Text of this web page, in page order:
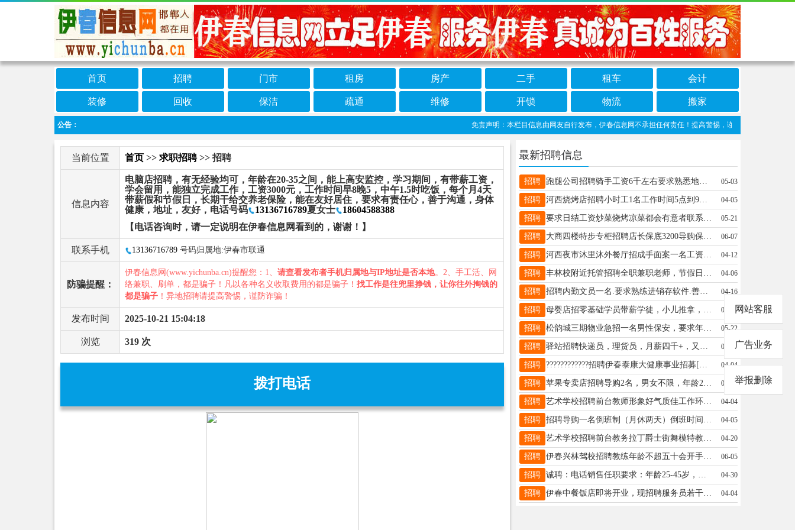
首页 招聘 门市 租房 房产 二手 租车 会计
装修 回收 保洁 疏通 维修 开锁 物流 搬家
公告： 免责声明：本栏目信息由网友自行发布，伊春信息网不承担任何责任！提高警惕，谨防诈骗！做推广、做
当前位置 首页 >> 求职招聘>> 招聘
信息内容
电脑店招聘，有无经验均可，年龄在20-35之间，能上高安监控，学习期间，有带薪工资，
学会留用，能独立完成工作，工资3000元，工作时间早8晚5，中午1.5时吃饭，每个月4天
带薪假和节假日，长期干给交养老保险，能在友好居住，要求有责任心，善于沟通，身体
健康，地址，友好，电话号码
13136716789夏女士
18604588388
【电话咨询时，请一定说明在伊春信息网看到的，谢谢！】
联系手机 13136716789 号码归属地:伊春市联通
防骗提醒：
伊春信息网(www.yichunba.cn)提醒您：1、 请查看发布者手机归属地与IP地址是否本地。2、手工活、网
络兼职、刷单，都是骗子！凡以各种名义收取费用的都是骗子！ 找工作是往兜里挣钱，让你往外掏钱的
都是骗子 ！异地招聘请提高警惕，谨防诈骗！
发布时间 2025-10-21 15:04:18
浏览 319 次
拨打电话
最新招聘信息
招聘 跑腿公司招聘骑手工资6千左右要求熟悉地形韩13804853586 05-03
招聘 河西烧烤店招聘小时工1名工作时间5点到9点15元每小时联系电话18845840505刘18845840505 04-05
招聘 要求日结工资炒菜烧烤凉菜都会有意者联系我唐18845850601 05-21
招聘 大商四楼特步专柜招聘店长保底3200导购保底3000月休4天每天工作8小时早晚倒班徐13704589033 06-07
招聘 河西夜市沐里沐外餐厅招成手面案一名工资五千带刷碗，工作环境好，活好干，☎️13204587775刘女士13204587775 04-12
招聘 丰林校附近托管招聘全职兼职老师，节假日周末休息，底薪加提成老师18945465811 04-06
招聘 招聘内勤文员一名.要求熟练进销存软件.善于沟通.有责任心.长期工作.短期勿扰.转正后缴纳三险.另招聘伊春市区超市试吃工作人员两名（每个月的周六周日）整天工作.日结薪18645867555李先生休息时间勿扰.李先生18645867555 04-16
招聘 母婴店招零基础学员带薪学徒，小儿推拿，成人推拿，产后康复等项目自留用，要求年龄在50岁以下，能长期稳定的工作[强]13634589917位置：永红小区孙女士13634589917 05-15
招聘 松韵城三期物业急招一名男性保安，要求年龄60岁以下，身体健康，月工资2000元吕站13945871345 05-22
招聘 驿站招聘快递员，理货员，月薪四千+，又想干的小伙伴联系我吧，待遇好谈齐19104581788 04-07
招聘 ????????????招聘伊春泰康大健康事业招募[發][發][發]月出勤22天休8天，时间早8：30—中午10:30每天2个小时，年龄24-50之间，男女不限，1500学习津贴转正四险一金＋全世界免费旅游，既能赚钱养家还能照顾孩子，有工作的人士时间容许也可以哦，让你多一份收入[拳头][拳头]彰显你人生的价值[强]微电13766737044，期待您的来电。[调皮]姚女士18945886922 04-04
招聘 苹果专卖店招聘导购2名，男女不限，年龄20--35周岁之间，有销售工作经验者优先，月薪3500--8000元，能力出众者上不封顶，月休2天李女士18249805777 04-23
招聘 艺术学校招聘前台教师形象好气质佳工作环境好薪资面议红日18545488177 04-04
招聘 招聘导购一名倒班制（月休两天）倒班时间：8:20-4:2010:00-6:00联系电话：15246916160彭15246916160 04-05
招聘 艺术学校招聘前台教务拉丁爵士街舞模特教师。薪资待遇好，工作环境好。微信电话同步15804587036萱萱18545488177 04-20
招聘 伊春兴林驾校招聘教练年龄不超五十会开手动挡车男女不限性格好语言表达能力强☎️13766757520李先生13766757520 06-05
招聘 诚聘：电话销售任职要求：年龄25-45岁，性格外向，有责任心，有强烈的赚钱欲望。岗位职责：在办公室通过打电话(电话费用公司承担），加微信，qq等形式与客户进行有效沟通，负责公司产品的销售与推广。薪资待遇：普通员工平均月收入在3000元，能力突出者，平均月收入可达到10000元。工作时间：法定假日及周日休息。上班及面试地址：伊春市伊美区人防办东200米门市房联系电话：13091619900，孙经理孙经理13091619900 04-30
招聘 伊春中餐饭店即将开业，现招聘服务员若干名：薪资待遇：底薪+提成+满勤奖，月薪5000元以上。收银员2名，底薪+满勤奖+岗位奖励，月薪4000元。以上人员，免费提供女生宿舍，家住翠峦乌马河的给提供免费通勤车，每月带薪休假两个半天，老板人好！事少！欢迎有缘的你加入我们的大家庭！只要你来，一定会有惊喜的未来！陈经理16724586888 04-04
网站客服
广告业务
举报删除